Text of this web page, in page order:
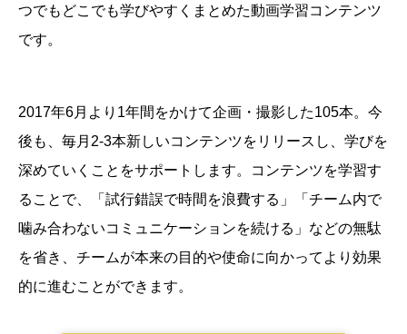
つでもどこでも学びやすくまとめた動画学習コンテンツ
です。
2017年6月より1年間をかけて企画・撮影した105本。今
後も、毎月2-3本新しいコンテンツをリリースし、学びを
深めていくことをサポートします。
コンテンツを学習す
ることで、「試行錯誤で時間を浪費する」「チーム内で
噛み合わないコミュニケーションを続ける」などの無駄
を省き、チームが本来の目的や使命に向かってより効果
的に進むことができます。